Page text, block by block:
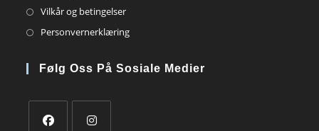
tab
in
tab
Vilkår og betingelserOpens
in
new
PersonvernerklæringOpens
a
Følg Oss På Sosiale Medier